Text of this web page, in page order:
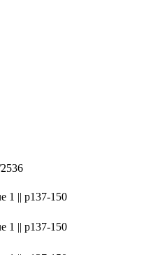
1 || p137-150
1 || p137-150